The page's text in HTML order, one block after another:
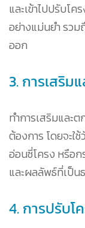
และเข้าไปปรับโค
อย่างแม่นยำ รว
ออก
3. การเสริ
ทำการเสริมและ
ต้องการ โดยจะใ
อ่อนซี่โครง หรือ
และผลลัพธ์ที่เป็น
4. การปรับโ